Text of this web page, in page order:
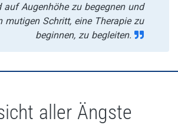
auf Augenhöhe zu begegnen und
mutigen Schritt, eine Therapie zu
beginnen, zu begleiten.
aller Ängste